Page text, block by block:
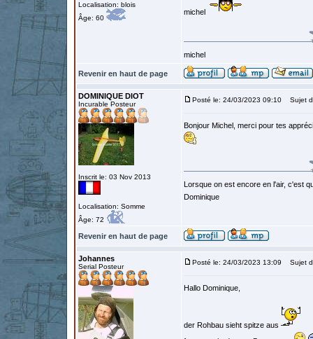
Localisation: blois
Âge: 60
michel
michel
Revenir en haut de page
DOMINIQUE DIOT
Incurable Posteur
Inscrit le: 03 Nov 2013
Localisation: Somme
Âge: 72
Posté le: 24/03/2023 09:10 Sujet
Bonjour Michel, merci pour tes
Lorsque on est encore en l'air, c'est
Dominique
Revenir en haut de page
Johannes
Serial Posteur
Posté le: 24/03/2023 13:09 Sujet
Hallo Dominique,
der Rohbau sieht spitze aus